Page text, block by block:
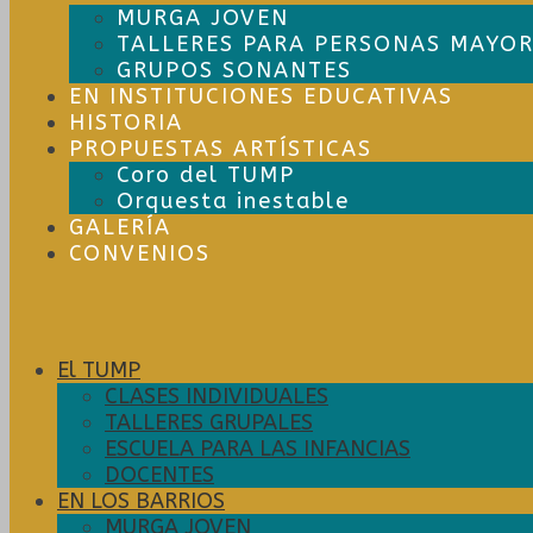
MURGA JOVEN
TALLERES PARA PERSONAS
GRUPOS SONANTES
EN INSTITUCIONES EDUCATIVAS
HISTORIA
PROPUESTAS ARTÍSTICAS
Coro del TUMP
Orquesta inestable
GALERÍA
CONVENIOS
El TUMP
CLASES INDIVIDUALES
TALLERES GRUPALES
ESCUELA PARA LAS INFANCIAS
DOCENTES
EN LOS BARRIOS
MURGA JOVEN